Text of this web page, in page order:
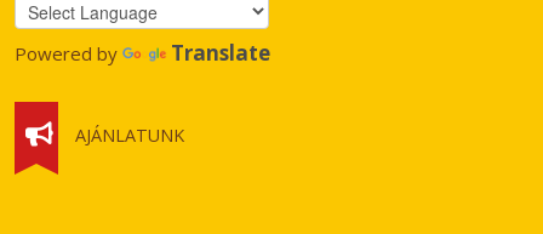
Powered by Translate
AJÁNLATUNK